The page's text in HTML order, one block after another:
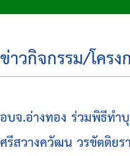
ข่าวกิจกรรม/โคร
อบจ.อ่างทอง ร่วมพิธีทำ
ศรีสวางควัฒน วรขัตติย